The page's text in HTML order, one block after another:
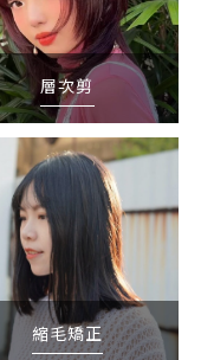
層次剪
縮毛矯正